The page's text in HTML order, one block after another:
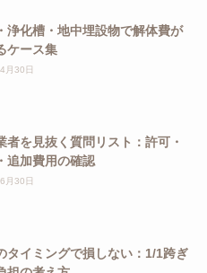
浄化槽・地中埋設物で解体費が
ケース集
月30日
者を見抜く質問リスト：許可・
追加費用の確認
月30日
タイミングで損しない：1/1跨ぎ